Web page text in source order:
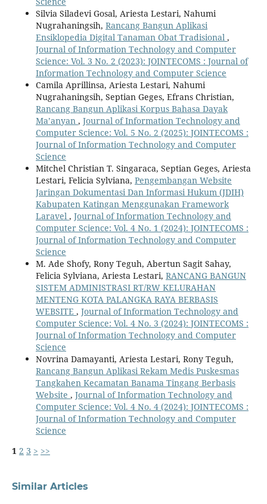
Silvia Siladevi Gosal, Ariesta Lestari, Nahumi
Nugrahaningsih, Rancang Bangun Aplikasi
Ensiklopedia Digital Tanaman Obat Tradisional ,
Journal of Information Technology and Computer
Science: Vol. 3 No. 2 (2023): JOINTECOMS : Journal of
Information Technology and Computer Science
Camila Aprillinsa, Ariesta Lestari, Nahumi
Nugrahaningsih, Septian Geges, Efrans Christian,
Rancang Bangun Aplikasi Korpus Bahasa Dayak
Ma’anyan , Journal of Information Technology and
Computer Science: Vol. 5 No. 2 (2025): JOINTECOMS :
Journal of Information Technology and Computer
Science
Mitchel Christian T. Singaraca, Septian Geges, Ariesta
Lestari, Felicia Sylviana, Pengembangan Website
Jaringan Dokumentasi Dan Informasi Hukum (JDIH)
Kabupaten Katingan Menggunakan Framework
Laravel , Journal of Information Technology and
Computer Science: Vol. 4 No. 1 (2024): JOINTECOMS :
Journal of Information Technology and Computer
Science
M. Ade Shofy, Rony Teguh, Abertun Sagit Sahay,
Felicia Sylviana, Ariesta Lestari, RANCANG BANGUN
SISTEM ADMINISTRASI RT/RW KELURAHAN
MENTENG KOTA PALANGKA RAYA BERBASIS
WEBSITE , Journal of Information Technology and
Computer Science: Vol. 4 No. 3 (2024): JOINTECOMS :
Journal of Information Technology and Computer
Science
Novrina Damayanti, Ariesta Lestari, Rony Teguh,
Rancang Bangun Aplikasi Rekam Medis Puskesmas
Tangkahen Kecamatan Banama Tingang Berbasis
Website , Journal of Information Technology and
Computer Science: Vol. 4 No. 4 (2024): JOINTECOMS :
Journal of Information Technology and Computer
Science
1 2 3 > >>
Similar Articles